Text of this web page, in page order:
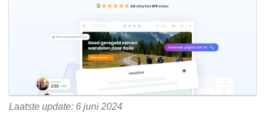
Laatste update: 6 juni 2024